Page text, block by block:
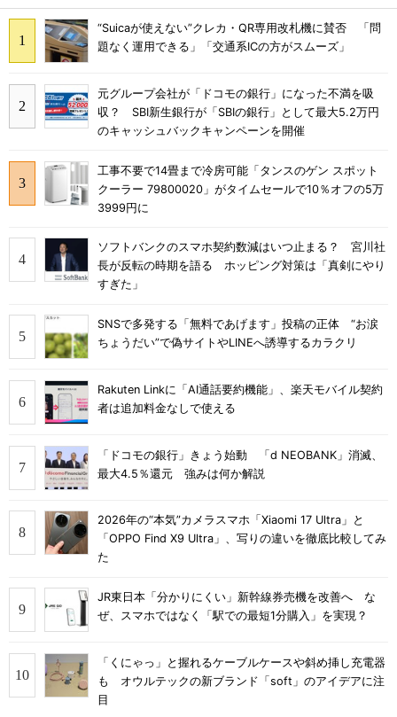
“Suicaが使えない”クレカ・QR専用改札機に賛否 「問
題なく運用できる」「交通系ICの方がスムーズ」
元グループ会社が「ドコモの銀行」になった不満を吸
収？ SBI新生銀行が「SBIの銀行」として最大5.2万円
のキャッシュバックキャンペーンを開催
工事不要で14畳まで冷房可能「タンスのゲン スポット
クーラー 79800020」がタイムセールで10％オフの5万
3999円に
ソフトバンクのスマホ契約数減はいつ止まる？ 宮川社
長が反転の時期を語る ホッピング対策は「真剣にやり
すぎた」
SNSで多発する「無料であげます」投稿の正体 “お涙
ちょうだい”で偽サイトやLINEへ誘導するカラクリ
Rakuten Linkに「AI通話要約機能」、楽天モバイル契約
者は追加料金なしで使える
「ドコモの銀行」きょう始動 「d NEOBANK」消滅、
最大4.5％還元 強みは何か解説
2026年の“本気”カメラスマホ「Xiaomi 17 Ultra」と
「OPPO Find X9 Ultra」、写りの違いを徹底比較してみ
た
JR東日本「分かりにくい」新幹線券売機を改善へ な
ぜ、スマホではなく「駅での最短1分購入」を実現？
「くにゃっ」と握れるケーブルケースや斜め挿し充電器
も オウルテックの新ブランド「soft」のアイデアに注
目